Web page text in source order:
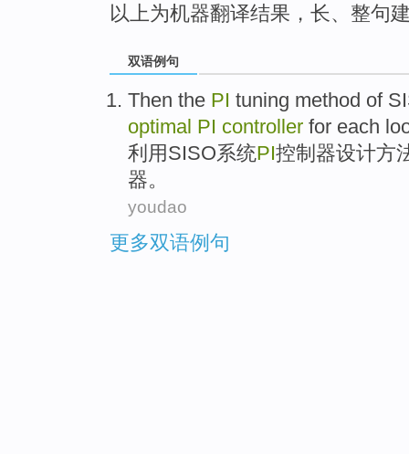
以上为机器翻译结果，长、整句
双语例句
Then the PI tuning method of
optimal PI controller for each
利用 SISO系统PI控制器设计方
器。
youdao
更多双语例句